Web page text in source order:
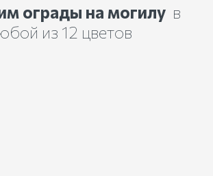
ограды на могилу в
из 12 цветов